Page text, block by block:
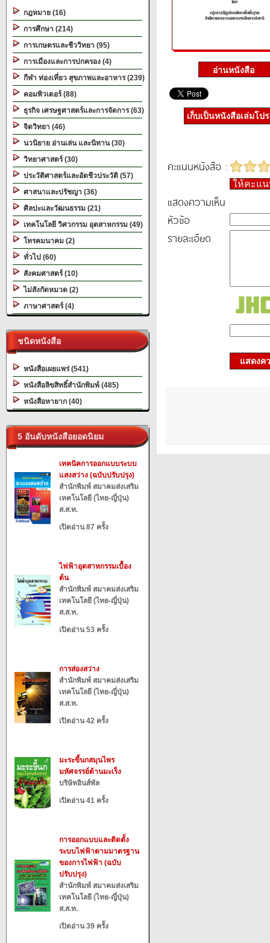
กฎหมาย (16)
การศึกษา (214)
การเกษตรและชีววิทยา (95)
การเมืองและการปกครอง (4)
กีฬา ท่องเที่ยว สุขภาพและอาหาร (239)
คอมพิวเตอร์ (88)
ธุรกิจ เศรษฐศาสตร์และการจัดการ (63)
จิตวิทยา (46)
นวนิยาย อ่านเล่น และนิทาน (30)
วิทยาศาสตร์ (30)
ประวัติศาสตร์และอัตชีวประวัติ (57)
ศาสนาและปรัชญา (36)
ศิลปะและวัฒนธรรม (21)
เทคโนโลยี วิศวกรรม อุตสาหกรรม (49)
โทรคมนาคม (2)
ทั่วไป (60)
สังคมศาสตร์ (10)
ไม่สังกัดหมวด (2)
ภาษาศาสตร์ (4)
ชนิดหนังสือ
หนังสือเผยแพร่ (541)
หนังสือลิขสิทธิ์สำนักพิมพ์ (485)
หนังสือหายาก (40)
5 อันดับหนังสือยอดนิยม
เทคนิคการออกแบบระบบ
แสงสว่าง (ฉบับปรับปรุง)
สำนักพิมพ์ สมาคมส่งเสริม
เทคโนโลยี (ไทย-ญี่ปุ่น)
ส.ส.ท.
เปิดอ่าน 87 ครั้ง
ไฟฟ้าอุตสาหกรรมเบื้อง
ต้น
สำนักพิมพ์ สมาคมส่งเสริม
เทคโนโลยี (ไทย-ญี่ปุ่น)
ส.ส.ท.
เปิดอ่าน 53 ครั้ง
การส่องสว่าง
สำนักพิมพ์ สมาคมส่งเสริม
เทคโนโลยี (ไทย-ญี่ปุ่น)
ส.ส.ท.
เปิดอ่าน 42 ครั้ง
มะระขี้นกสมุนไพร
มหัศจรรย์ต้านมะเร็ง
บริษัทอินส์พัล
เปิดอ่าน 41 ครั้ง
การออกแบบและติดตั้ง
ระบบไฟฟ้าตามมาตรฐาน
ของการไฟฟ้า (ฉบับ
ปรับปรุง)
สำนักพิมพ์ สมาคมส่งเสริม
เทคโนโลยี (ไทย-ญี่ปุ่น)
ส.ส.ท.
เปิดอ่าน 39 ครั้ง
เก็บเป็นหนังสือเล่มโป
คะแนนหนังสือ :
ให้คะแ
แสดงความเห็น
หัวข้อ
รายละเอียด
แสดงค